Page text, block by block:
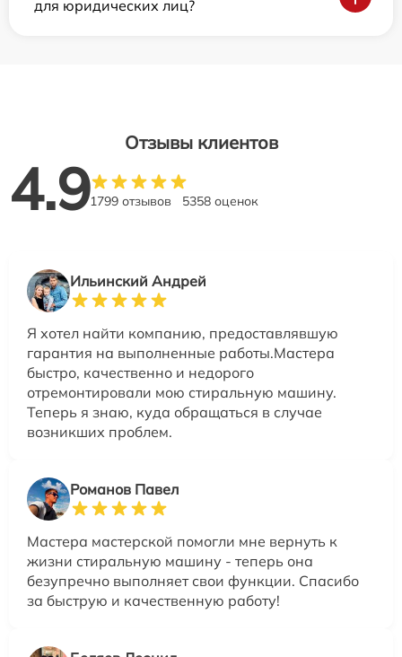
для юридических лиц?
Отзывы клиентов
4.91799 отзывов 5358 оценок
Ильинский Андрей
Я хотел найти компанию, предоставлявшую
гарантия на выполненные работы.Мастера
быстро, качественно и недорого
отремонтировали мою стиральную машину.
Теперь я знаю, куда обращаться в случае
возникших проблем.
Романов Павел
Мастера мастерской помогли мне вернуть к
жизни стиральную машину - теперь она
безупречно выполняет свои функции. Спасибо
за быструю и качественную работу!